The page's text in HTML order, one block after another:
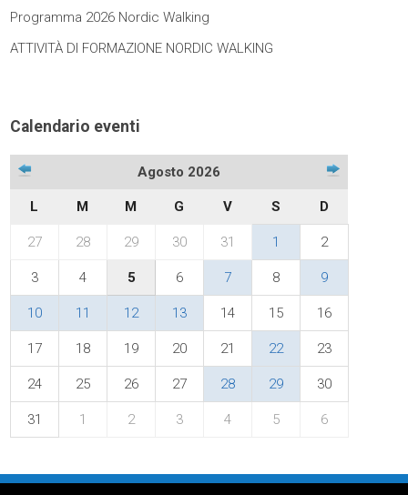
Programma 2026 Nordic Walking
ATTIVITÀ DI FORMAZIONE NORDIC WALKING
Calendario eventi
Agosto 2026
L M M G V S D
27 28 29 30 31 1 2
3 4 5 6 7 8 9
10 11 12 13 14 15 16
17 18 19 20 21 22 23
24 25 26 27 28 29 30
31 1 2 3 4 5 6